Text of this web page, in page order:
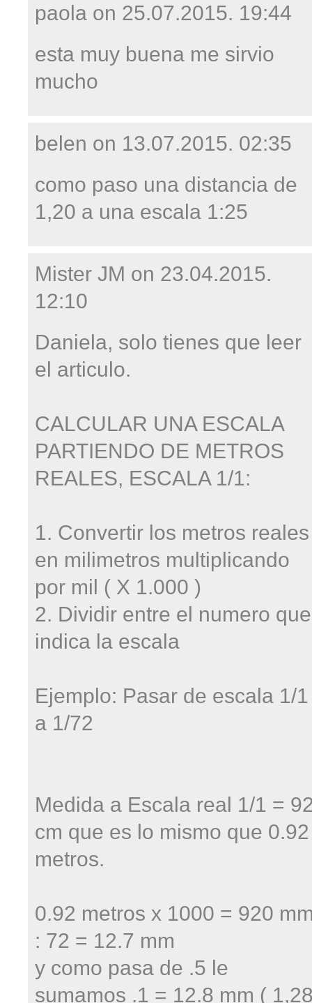
paola on 25.07.2015. 19:44
esta muy buena me sirvio
mucho
belen on 13.07.2015. 02:35
como paso una distancia de
1,20 a una escala 1:25
Mister JM on 23.04.2015.
12:10
Daniela, solo tienes que leer
el articulo.
CALCULAR UNA ESCALA
PARTIENDO DE METROS
REALES, ESCALA 1/1:
1. Convertir los metros reales
en milimetros multiplicando
por mil ( X 1.000 )
2. Dividir entre el numero que
indica la escala
Ejemplo: Pasar de escala 1/1
a 1/72
Medida a Escala real 1/1 =
cm que es lo mismo que 0.92
metros.
0.92 metros x 1000 = 920
: 72 = 12.7 mm
y como pasa de .5 le
sumamos .1 = 12.8 mm (